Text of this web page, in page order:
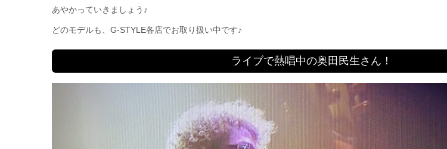
あやかっていきましょう♪
どのモデルも、G-STYLE各店でお取り扱い中です♪
ライブで熱唱中の奥田民生さん！